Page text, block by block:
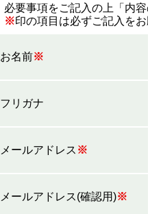
必要事項をご記入の上「内
※印の項目は必ずご記入をお
お名前※
フリガナ
メールアドレス ※
メールアドレス(確認用)※